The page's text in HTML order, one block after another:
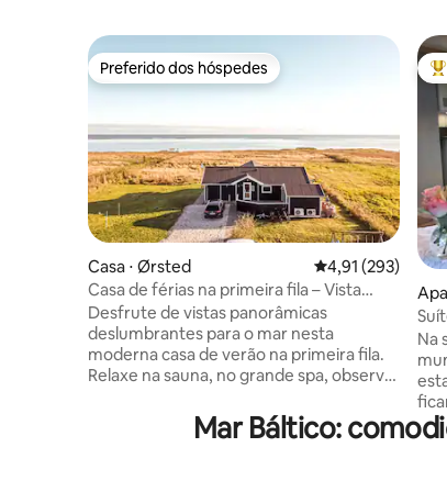
Preferido dos hóspedes
Preferido dos hóspedes
Casa ⋅ Ørsted 4,91 de uma
4,91 (293)
Casa de férias na primeira fila – Vista
deslumbrante para o mar
Desfrute de vistas panorâmicas
deslumbrantes para o mar nesta
moderna casa de verão na primeira fila.
Relaxe na sauna, no grande spa, observe
relaxe ao redor da fogueira
aconchegante. A área de estar da
Na
Mar Báltico: